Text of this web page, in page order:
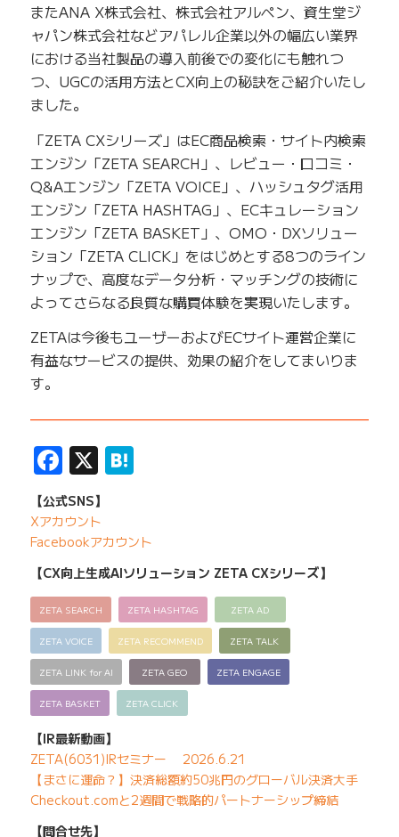
またANA X株式会社、株式会社アルペン、資生堂ジ
ャパン株式会社などアパレル企業以外の幅広い業界
における当社製品の導入前後での変化にも触れつ
つ、UGCの活用方法とCX向上の秘訣をご紹介いたし
ました。
「ZETA CXシリーズ」はEC商品検索・サイト内検索
エンジン「ZETA SEARCH」、レビュー・口コミ・
Q&Aエンジン「ZETA VOICE」、ハッシュタグ活用
エンジン「ZETA HASHTAG」、ECキュレーション
エンジン「ZETA BASKET」、OMO・DXソリュー
ション「ZETA CLICK」をはじめとする8つのライン
ナップで、高度なデータ分析・マッチングの技術に
よってさらなる良質な購買体験を実現いたします。
ZETAは今後もユーザーおよびECサイト運営企業に
有益なサービスの提供、効果の紹介をしてまいりま
す。
Facebook
X Hatena
【公式SNS】
Xアカウント
Facebookアカウント
【CX向上生成AIソリューション ZETA CXシリーズ】
ZETA SEARCH ZETA HASHTAG ZETA AD
ZETA VOICE ZETA RECOMMEND ZETA TALK
ZETA LINK for AI ZETA GEO ZETA ENGAGE
ZETA BASKET ZETA CLICK
【IR最新動画】
ZETA(6031)IRセミナー 2026.6.21
【まさに運命？】決済総額約50兆円のグローバル決済大手
Checkout.comと2週間で戦略的パートナーシップ締結
【問合せ先】